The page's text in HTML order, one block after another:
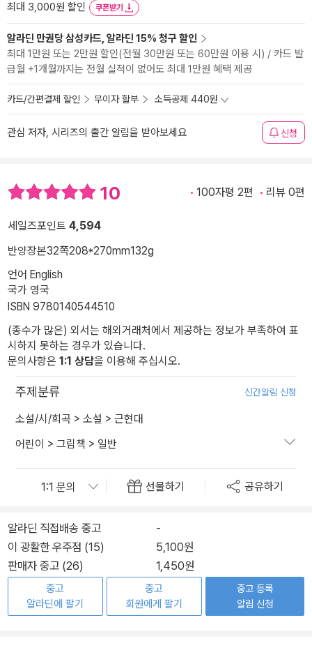
최대 3,000원 할인
쿠폰받기
알라딘 만권당 삼성카드, 알라딘 15% 청구 할인
최대 1만원 또는 2만원 할인(전월 30만원 또는 60만원 이용 시) / 카드 발
급월 +1개월까지는 전월 실적이 없어도 최대 1만원 혜택 제공
카드/간편결제 할인 무이자 할부 소득공제 440원
관심 저자, 시리즈의 출간 알림을 받아보세요 신청
10 100자평 2편 리뷰 0편
세일즈포인트 4,594
반양장본32쪽208*270mm132g
언어 English
국가 영국
ISBN 9780140544510
(종수가 많은) 외서는 해외거래처에서 제공하는 정보가 부족하여 표
시하지 못하는 경우가 있습니다.
문의사항은 1:1 상담을 이용해 주십시오.
주제분류 신간알림 신청
소설/시/희곡 > 소설 > 근현대
어린이 > 그림책 > 일반
선물하기 공유하기
알라딘 직접배송 중고
-
이 광활한 우주점 (15)
5,100원
판매자 중고 (26)
1,450원
중고
알라딘에 팔기
중고
회원에게 팔기
중고 등록
알림 신청